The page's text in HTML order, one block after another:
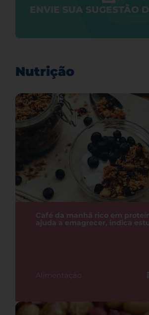
ENVIE SUA SUGESTÃO
Nutrição
Café da manhã rico em
ajuda a emagrecer, indica
Alimentação